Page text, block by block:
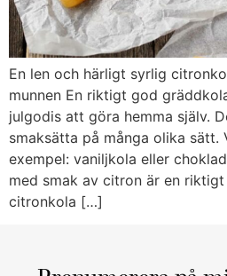
En len och härligt syrlig
munnen En riktigt god
julgodis att göra hemma själv.
smaksätta på många olika sätt.
exempel: vaniljkola eller
med smak av citron är en
citronkola […]